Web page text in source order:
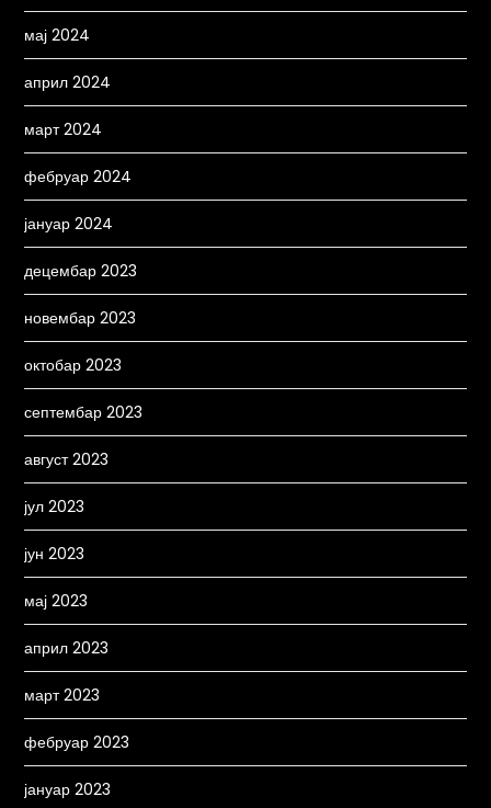
мај 2024
април 2024
март 2024
фебруар 2024
јануар 2024
децембар 2023
новембар 2023
октобар 2023
септембар 2023
август 2023
јул 2023
јун 2023
мај 2023
април 2023
март 2023
фебруар 2023
јануар 2023